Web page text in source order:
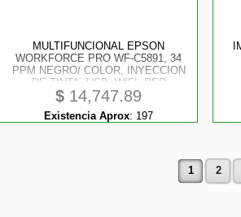
MULTIFUNCIONAL EPSON
WORKFORCE PRO WF-C5891, 34
PPM NEGRO/ COLOR, INYECCION
DE TINTA, USB, WIFI, RED
ETHERNET, DUPLEX, ADF
$ 14,747.89
Existencia Aprox: 197
1 2